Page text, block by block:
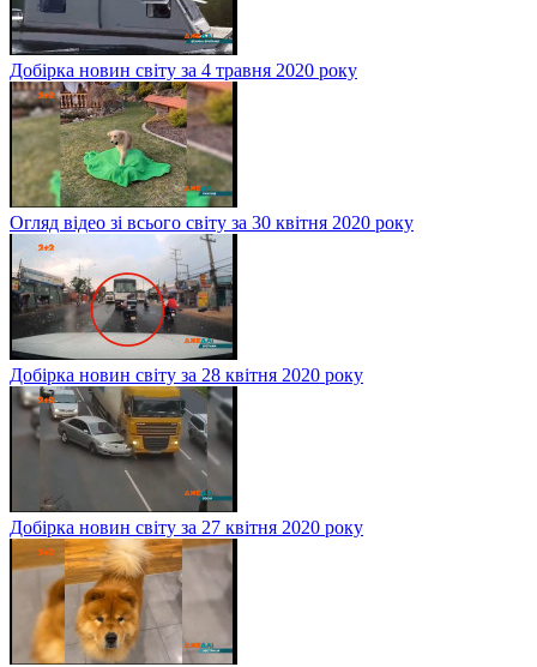
Добірка новин світу за 4 травня 2020 року
Огляд відео зі всього світу за 30 квітня 2020 року
Добірка новин світу за 28 квітня 2020 року
Добірка новин світу за 27 квітня 2020 року